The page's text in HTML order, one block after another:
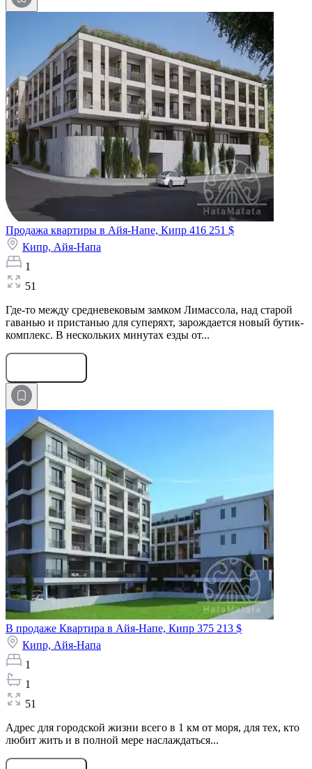
Продажа квартиры в Айя-Напе, Кипр 416 251 $
Кипр, Айя-Напа
1
51
Где-то между средневековым замком Лимассола, над старой
гаванью и пристанью для суперяхт, зарождается новый бутик-
комплекс. В нескольких минутах езды от...
В продаже Квартира в Айя-Напе, Кипр 375 213 $
Кипр, Айя-Напа
1
1
51
Адрес для городской жизни всего в 1 км от моря, для тех, кто
любит жить и в полной мере наслаждаться...